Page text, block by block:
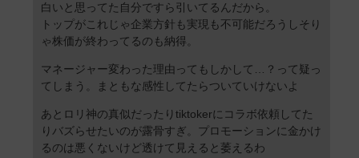
白いと思ってた自分ですら引いてるんだから。
トップがこれじゃ企業方針も実現も不可能だろうしそり
ゃ株価が終わってるのも納得。
マネージャー変わった理由ってもしかして…？って疑っ
てしまう。まともな感性してたらついていけないよ
あとロリ神の真似だったりtiktokerにコラボ依頼してた
りバズらせたいのが露骨すぎ。プロモーションに金かけ
るのは悪くないけど透けて見えると萎えるわ